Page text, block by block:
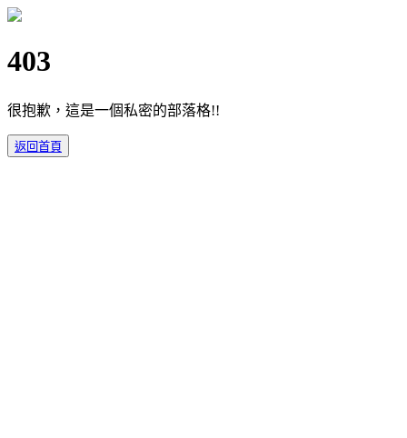
403
很抱歉，這是一個私密的部落格!!
返回首頁